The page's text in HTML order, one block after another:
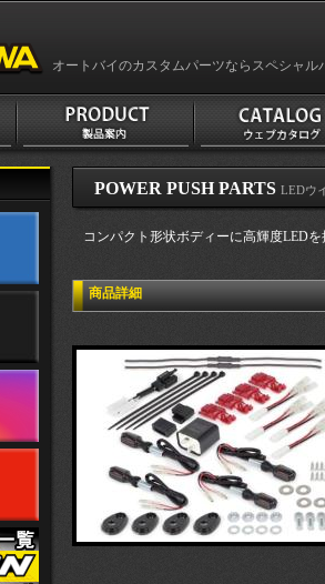
オートバイのカスタムパーツならスペシャル
POWER PUSH PARTS LEDウ
コンパクト形状ボディーに高輝度LED
商品詳細